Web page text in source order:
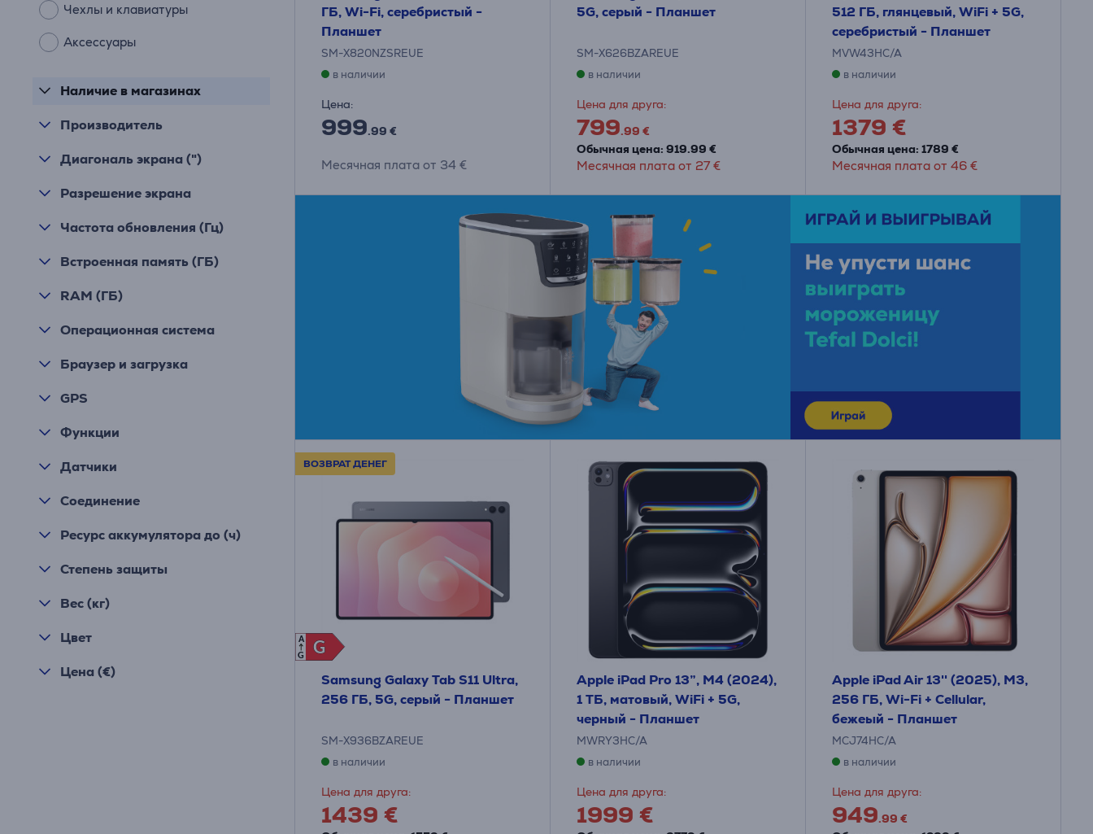
Чехлы и клавиатуры
Аксессуары
Наличие в магазинах
Производитель
Диагональ экрана (")
Разрешение экрана
Частота обновления (Гц)
Встроенная память (ГБ)
RAM (ГБ)
Операционная система
Браузер и загрузка
GPS
Функции
Датчики
Соединение
Ресурс аккумулятора до (ч)
Степень защиты
Вес (кг)
Цвет
Цена (€)
ГБ, Wi-Fi, серебристый -
Планшет
SM-X820NZSREUE
в наличии
Цена:
999.99 €
Месячная плата от 34 €
5G, серый - Планшет
SM-X626BZAREUE
в наличии
Цена для друга:
799.99 €
Обычная цена: 919.99 €
Месячная плата от 27 €
512 ГБ, глянцевый, WiFi + 5G,
серебристый - Планшет
MVW43HC/A
в наличии
Цена для друга:
1379 €
Обычная цена: 1789 €
Месячная плата от 46 €
ВОЗВРАТ ДЕНЕГ
G
G
A
G
Samsung Galaxy Tab S11 Ultra,
256 ГБ, 5G, серый - Планшет
SM-X936BZAREUE
в наличии
Цена для друга:
1439 €
Apple iPad Pro 13”, M4 (2024),
1 ТБ, матовый, WiFi + 5G,
черный - Планшет
MWRY3HC/A
в наличии
Цена для друга:
1999 €
Apple iPad Air 13'' (2025), M3,
256 ГБ, Wi-Fi + Cellular,
бежеый - Планшет
MCJ74HC/A
в наличии
Цена для друга:
949.99 €